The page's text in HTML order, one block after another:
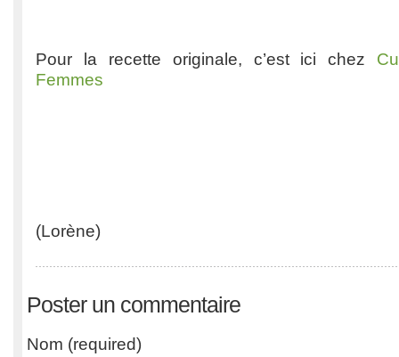
Pour la recette originale, c’est ici chez
Femmes
(Lorène)
Poster un commentaire
Nom (required)